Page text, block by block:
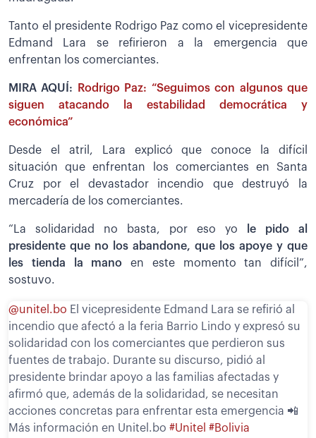
Tanto el presidente Rodrigo Paz como el vicepresidente
Edmand Lara se refirieron a la emergencia que
enfrentan los comerciantes.
MIRA AQUÍ:
Rodrigo Paz: “Seguimos con algunos que
siguen atacando la estabilidad democrática y
económica”
Desde el atril, Lara explicó que conoce la difícil
situación que enfrentan los comerciantes en Santa
Cruz por el devastador incendio que destruyó la
mercadería de los comerciantes.
“La solidaridad no basta, por eso yo le pido al
presidente que no los abandone, que los apoye y que
les tienda la mano en este momento tan difícil”,
sostuvo.
@unitel.bo El vicepresidente Edmand Lara se refirió al
incendio que afectó a la feria Barrio Lindo y expresó su
solidaridad con los comerciantes que perdieron sus
fuentes de trabajo. Durante su discurso, pidió al
presidente brindar apoyo a las familias afectadas y
afirmó que, además de la solidaridad, se necesitan
acciones concretas para enfrentar esta emergencia 📲
Más información en Unitel.bo #Unitel #Bolivia